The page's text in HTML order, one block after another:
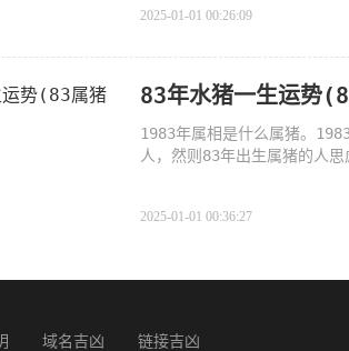
2025-01-01 00:26:09
83年水猪一生运势
1983年属相是什么属猪。
人，然则83年出生属猪的人
2025-01-01 00:36:27
域名吉凶 链接吉凶